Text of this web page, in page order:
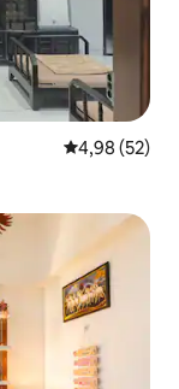
Évaluation
4,98 (52)